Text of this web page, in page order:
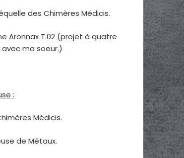
des Chimères Médicis.
Aronnax T.02 (projet à quatre
ma soeur.)
:
Médicis.
de Métaux.